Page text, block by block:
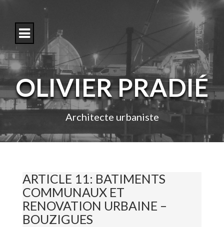
o
c
n
e
OLIVIER PRADIÉ
Architecte urbaniste
ARTICLE 11: BATIMENTS
COMMUNAUX ET
RENOVATION URBAINE –
BOUZIGUES